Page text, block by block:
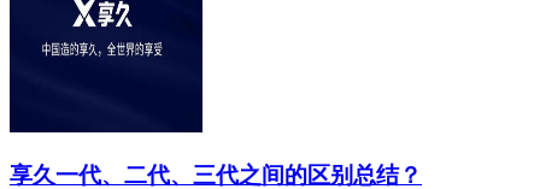
享久一代、二代、三代之间的区别总结？